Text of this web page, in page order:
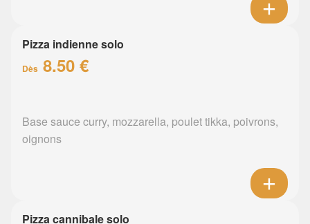
Pizza indienne solo
Dès 8.50 €
Base sauce curry, mozzarella, poulet tikka, poivrons,
oignons
Pizza cannibale solo